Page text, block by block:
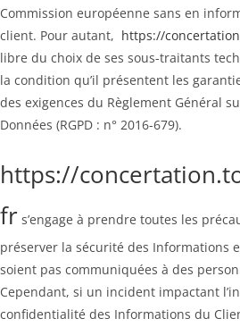
Commission européenne sans en
client. Pour autant, https://
libre du choix de ses sous-traitants
la condition qu’il présentent les
des exigences du Règlement Général
Données (RGPD : n° 2016-679).
https://
fr s’engage à prendre toutes les
préserver la sécurité des Informations
soient pas communiquées à des
Cependant, si un incident impactant
confidentialité des Informations du